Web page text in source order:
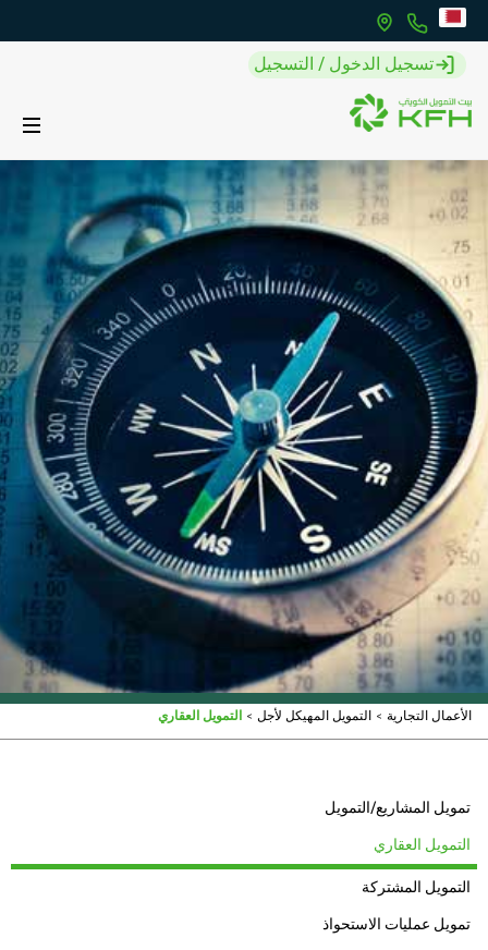
تسجيل الدخول / التسجيل
الأعمال التجارية > التمويل المهيكل لأجل > التمويل العقاري
تمويل المشاريع/التمويل
التمويل العقاري
التمويل المشتركة
تمويل عمليات الاستحواذ